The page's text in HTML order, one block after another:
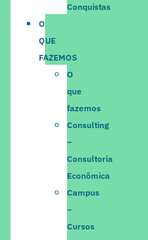
Conquistas
O
QUE
FAZEMOS
O
que
fazemos
Consulting
–
Consultoria
Econômica
Campus
–
Cursos